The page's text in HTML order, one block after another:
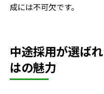
成には不可欠です。
中途採用が選ば
はの魅力